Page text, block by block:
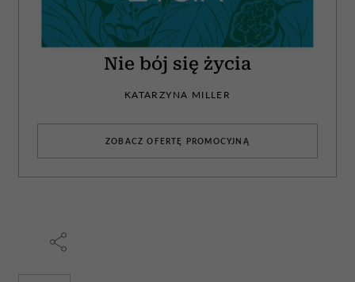
Nie bój się życia
KATARZYNA MILLER
ZOBACZ OFERTĘ PROMOCYJNĄ